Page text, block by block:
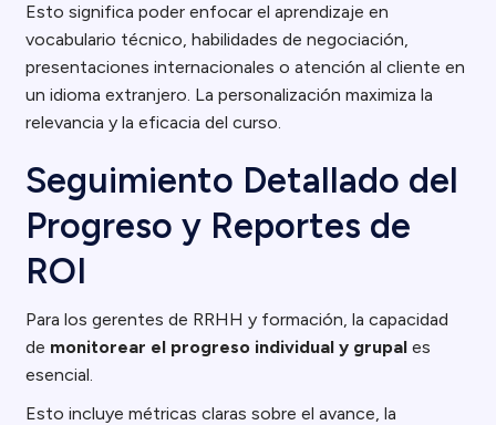
Esto significa poder enfocar el aprendizaje en
vocabulario técnico, habilidades de negociación,
presentaciones internacionales o atención al cliente en
un idioma extranjero. La personalización maximiza la
relevancia y la eficacia del curso.
Seguimiento Detallado del
Progreso y Reportes de
ROI
Para los gerentes de RRHH y formación, la capacidad
de monitorear el progreso individual y grupal es
esencial.
Esto incluye métricas claras sobre el avance, la